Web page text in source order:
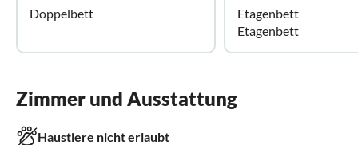
Doppelbett
Etagenbett
Etagenbett
Zimmer und Ausstattung
Haustiere nicht erlaubt